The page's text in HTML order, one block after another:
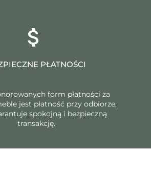
PŁATNOŚCI
form płatności za
jest płatność przy odbiorze,
spokojną i bezpieczną
transakcję.